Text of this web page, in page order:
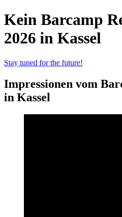
Kein Barcamp
2026 in Kassel
Stay tuned for the future!
Impressionen vom
in Kassel